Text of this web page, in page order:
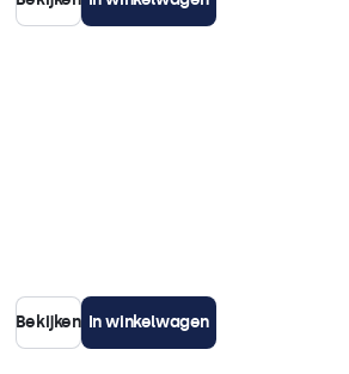
Bekijken In winkelwagen